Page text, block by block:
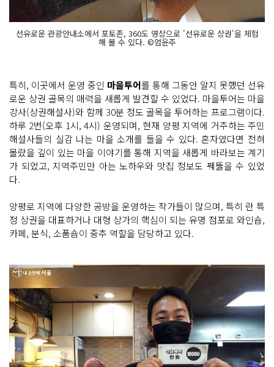
선유로운 관광안내소에서 포토존, 360도 영상으로 '선유로운 상권'을 체험
해 볼 수 있다. ©엄윤주
특히, 이곳에서 운영 중인 마을투어를 통해 그동안 알지 못했던 선유
로운 상권 골목의 매력을 새롭게 발견할 수 있었다. 마을투어는 마을
강사(상권해설사)와 함께 30분 정도 골목을 투어하는 프로그램이다.
하루 2번(오후 1시, 4시) 운영되며, 현재 양평 지역에 거주하는 주민
해설사들의 실감 나는 마을 소개를 들을 수 있다. 혼자였다면 전혀
몰랐을 깊이 있는 마을 이야기를 통해 지역을 새롭게 바라보는 계기
가 되었고, 지역주민만 아는 노하우와 맛집 정보도 꿰뚫을 수 있었
다.
양평로 지역에 다양한 공방을 운영하는 작가들이 많으며, 특히 란 특
정 상권을 대표하거나 대형 상가의 핵심이 되는 유명 점포로 와인숍,
카페, 분식, 소품숍이 중추 역할을 담당하고 있다.